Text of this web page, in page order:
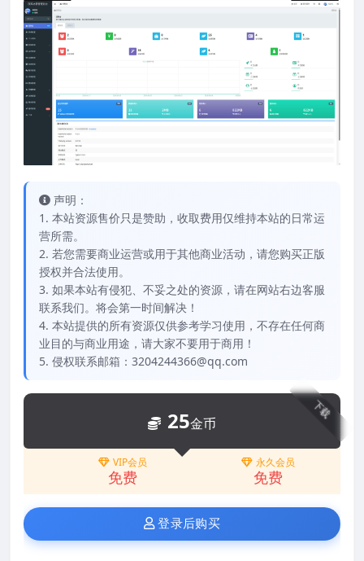
声明：
1. 本站资源售价只是赞助，收取费用仅维持本站的日常运
营所需。
2. 若您需要商业运营或用于其他商业活动，请您购买正版
授权并合法使用。
3. 如果本站有侵犯、不妥之处的资源，请在网站右边客服
联系我们。将会第一时间解决！
4. 本站提供的所有资源仅供参考学习使用，不存在任何商
业目的与商业用途，请大家不要用于商用！
5. 侵权联系邮箱：3204244366@qq.com
下载
25金币
VIP会员
免费
永久会员
免费
登录后购买